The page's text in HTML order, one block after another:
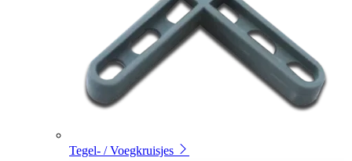
Tegel- / Voegkruisjes